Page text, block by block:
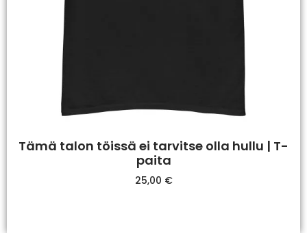
Tämä talon töissä ei tarvitse olla hullu | T-
paita
25,00 €